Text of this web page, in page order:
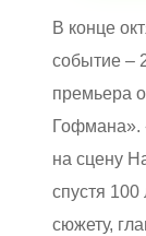
В конце
событие –
премьера
Гофмана».
на сцену
спустя
сюжету,